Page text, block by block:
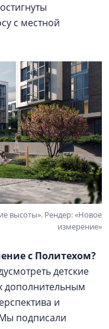
с местной
высоты». Рендер: «Новое
измерение»
с Политехом?
детские
дополнительным
и
подписали